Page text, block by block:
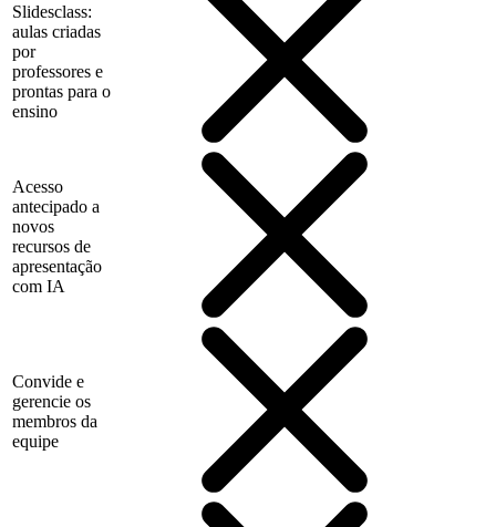
Slidesclass:
aulas criadas
por
professores e
prontas para o
ensino
Acesso
antecipado a
novos
recursos de
apresentação
com IA
Convide e
gerencie os
membros da
equipe